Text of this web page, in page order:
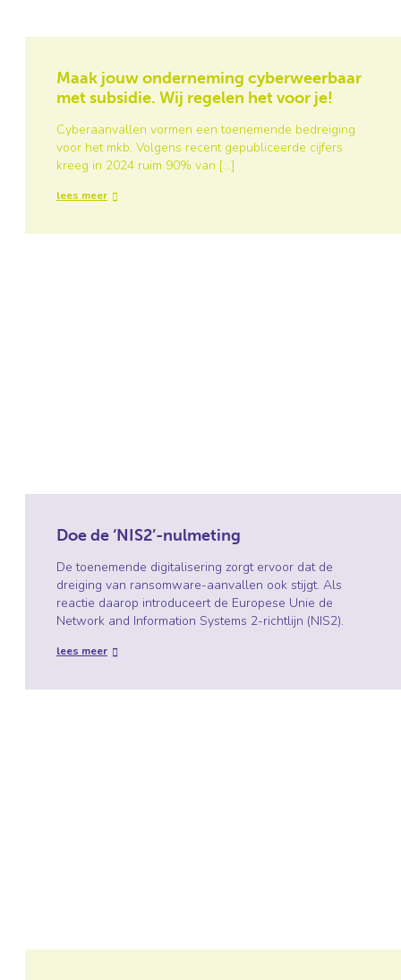
Maak jouw onderneming cyberweerbaar
met subsidie. Wij regelen het voor je!
Cyberaanvallen vormen een toenemende bedreiging
voor het mkb. Volgens recent gepubliceerde cijfers
kreeg in 2024 ruim 90% van […]
lees meer
Doe de ‘NIS2’-nulmeting
De toenemende digitalisering zorgt ervoor dat de
dreiging van ransomware-aanvallen ook stijgt. Als
reactie daarop introduceert de Europese Unie de
Network and Information Systems 2-richtlijn (NIS2).
lees meer